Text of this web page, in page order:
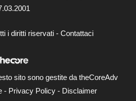
i diritti riservati - Contattaci
sito sono gestite da theCoreAdv
- Privacy Policy- Disclaimer